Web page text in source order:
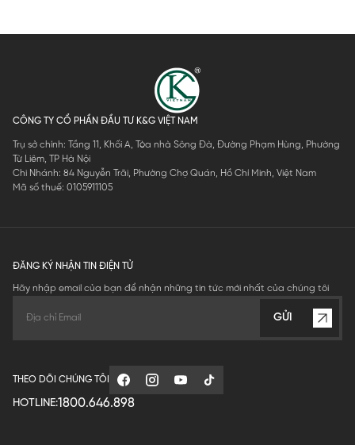
CÔNG TY CỔ PHẦN ĐẦU TƯ K&G VIỆT NAM
Trụ sở chính: Tầng 11, Khối A, Tòa nhà Sông Đà, Đường Phạm Hùng, Phường
Từ Liêm, TP Hà Nội
Chi Nhánh: 84 Nguyễn Trãi, Phường Chợ Quán, Hồ Chí Minh, Việt Nam
Mã số thuế: 0105911105
ĐĂNG KÝ NHẬN TIN ĐIỆN TỬ
Hãy nhập email của bạn để nhận những tin tức mới nhất của chúng tôi
GỬI
THEO DÕI CHÚNG TÔI
HOTLINE:1800.646.898